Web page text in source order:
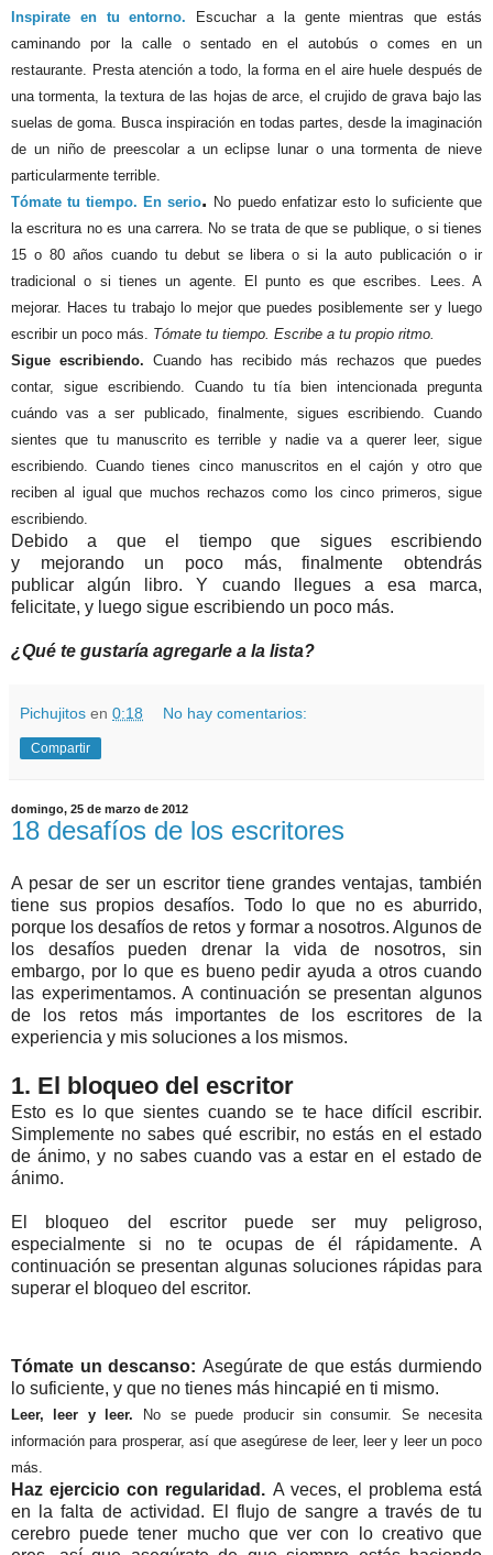
Inspirate en tu entorno.
Escuchar a la gente mientras que estás
caminando por la calle o sentado en el autobús o comes en un
restaurante. Presta atención a todo, la forma en el aire huele después de
una tormenta, la textura de las hojas de arce, el crujido de grava bajo las
suelas de goma. Busca inspiración en todas partes, desde la imaginación
de un niño de preescolar a un eclipse lunar o una tormenta de nieve
particularmente terrible.
Tómate tu tiempo. En serio. No puedo enfatizar esto lo suficiente que
la escritura no es una carrera. No se trata de que se publique, o si tienes
15 o 80 años cuando tu debut se libera o si la auto publicación o ir
tradicional o si tienes un agente. El punto es que escribes. Lees. A
mejorar. Haces tu trabajo lo mejor que puedes posiblemente ser y luego
escribir un poco más. Tómate tu tiempo. Escribe a tu propio ritmo.
Sigue escribiendo. Cuando has recibido más rechazos que puedes
contar, sigue escribiendo. Cuando tu tía bien intencionada pregunta
cuándo vas a ser publicado, finalmente, sigues escribiendo. Cuando
sientes que tu manuscrito es terrible y nadie va a querer leer, sigue
escribiendo. Cuando tienes cinco manuscritos en el cajón y otro que
reciben al igual que muchos rechazos como los cinco primeros, sigue
escribiendo.
Debido a que el tiempo que sigues escribiendo
y mejorando un poco más, finalmente obtendrás
publicar algún libro. Y cuando llegues a esa marca,
felicitate, y luego sigue escribiendo un poco más.
¿Qué te gustaría agregarle a la lista?
Pichujitos en 0:18 No hay comentarios:
Compartir
domingo, 25 de marzo de 2012
18 desafíos de los escritores
A pesar de ser un escritor tiene grandes ventajas, también
tiene sus propios desafíos. Todo lo que no es aburrido,
porque los desafíos de retos y formar a nosotros. Algunos de
los desafíos pueden drenar la vida de nosotros, sin
embargo, por lo que es bueno pedir ayuda a otros cuando
las experimentamos. A continuación se presentan algunos
de los retos más importantes de los escritores de la
experiencia y mis soluciones a los mismos.
1. El bloqueo del escritor
Esto es lo que sientes cuando se te hace difícil escribir.
Simplemente no sabes qué escribir, no estás en el estado
de ánimo, y no sabes cuando vas a estar en el estado de
ánimo.
El bloqueo del escritor puede ser muy peligroso,
especialmente si no te ocupas de él rápidamente. A
continuación se presentan algunas soluciones rápidas para
superar el bloqueo del escritor.
Tómate un descanso: Asegúrate de que estás durmiendo
lo suficiente, y que no tienes más hincapié en ti mismo.
Leer, leer y leer. No se puede producir sin consumir. Se necesita
información para prosperar, así que asegúrese de leer, leer y leer un poco
más.
Haz ejercicio con regularidad. A veces, el problema está
en la falta de actividad. El flujo de sangre a través de tu
cerebro puede tener mucho que ver con lo creativo que